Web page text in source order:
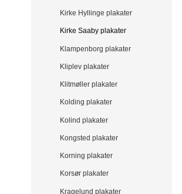
Kirke Hyllinge plakater
Kirke Saaby plakater
Klampenborg plakater
Kliplev plakater
Klitmøller plakater
Kolding plakater
Kolind plakater
Kongsted plakater
Korning plakater
Korsør plakater
Kragelund plakater